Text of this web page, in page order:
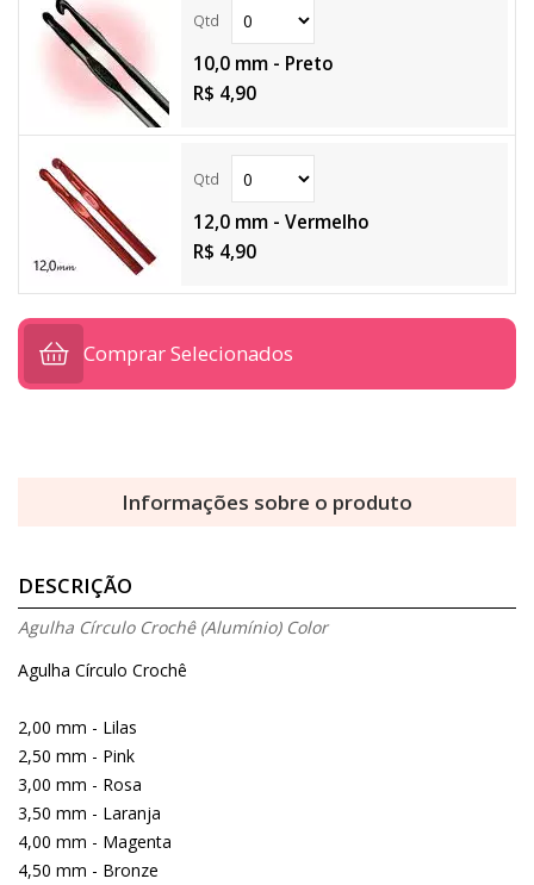
10,0 mm - Preto
R$ 4,90
12,0 mm - Vermelho
R$ 4,90
Comprar Selecionados
Informações sobre o produto
DESCRIÇÃO
Agulha Círculo Crochê (Alumínio) Color
Agulha Círculo Crochê
2,00 mm - Lilas
2,50 mm - Pink
3,00 mm - Rosa
3,50 mm - Laranja
4,00 mm - Magenta
4,50 mm - Bronze